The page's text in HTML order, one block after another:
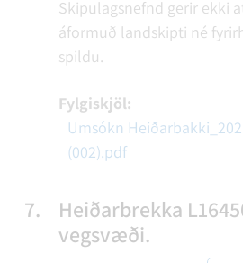
Skipulagsnefnd gerir ekki
áformuð landskipti né
spildu.
Fylgiskjöl:
Umsókn
(002).pdf
7.
Heiðarbrekka
vegsvæði.